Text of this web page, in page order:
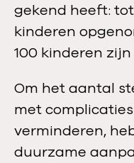
gekend heeft:
kinderen
100 kinderen
Om het aantal
met
verminderen,
duurzame